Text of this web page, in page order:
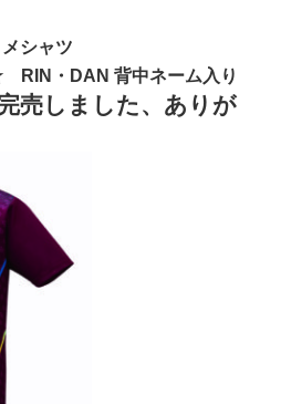
シャツ
・DAN 背中ネーム入り
売しました、ありが